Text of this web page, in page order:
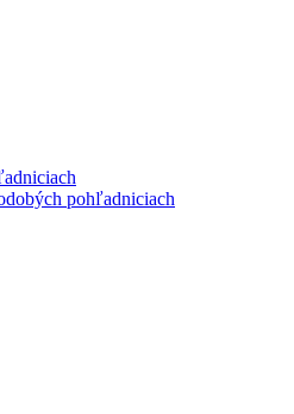
pohľadniciach